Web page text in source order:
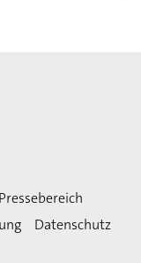
Pressebereich
Datenschutz